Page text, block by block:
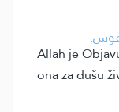
Allah je
ona za dušu